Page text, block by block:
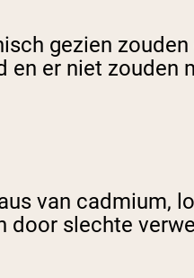
gezien
er niet zouden
van cadmium,
slechte